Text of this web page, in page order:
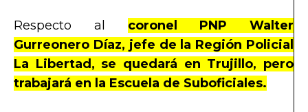
Respecto al coronel PNP Walter
Gurreonero Díaz, jefe de la Región Policial
La Libertad, se quedará en Trujillo, pero
trabajará en la Escuela de Suboficiales.